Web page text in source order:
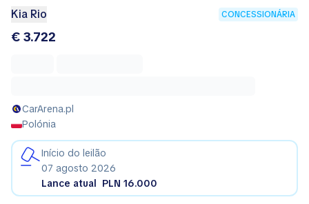
Kia Rio CONCESSIONÁRIA
€ 3.722
CarArena.pl
Polónia
Início do leilão
07 agosto 2026
Lance atual
PLN 16.000